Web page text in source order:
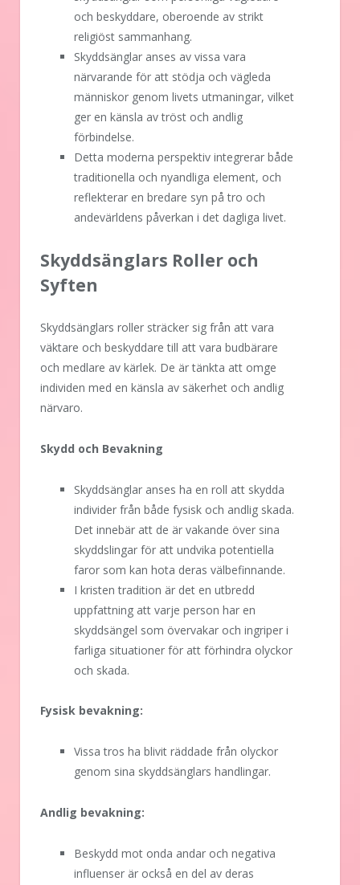
och beskyddare, oberoende av strikt
religiöst sammanhang.
Skyddsänglar anses av vissa vara
närvarande för att stödja och vägleda
människor genom livets utmaningar, vilket
ger en känsla av tröst och andlig
förbindelse.
Detta moderna perspektiv integrerar både
traditionella och nyandliga element, och
reflekterar en bredare syn på tro och
andevärldens påverkan i det dagliga livet.
Skyddsänglars Roller och
Syften
Skyddsänglars roller sträcker sig från att vara
väktare och beskyddare till att vara budbärare
och medlare av kärlek. De är tänkta att omge
individen med en känsla av säkerhet och andlig
närvaro.
Skydd och Bevakning
Skyddsänglar anses ha en roll att skydda
individer från både fysisk och andlig skada.
Det innebär att de är vakande över sina
skyddslingar för att undvika potentiella
faror som kan hota deras välbefinnande.
I kristen tradition är det en utbredd
uppfattning att varje person har en
skyddsängel som övervakar och ingriper i
farliga situationer för att förhindra olyckor
och skada.
Fysisk bevakning:
Vissa tros ha blivit räddade från olyckor
genom sina skyddsänglars handlingar.
Andlig bevakning:
Beskydd mot onda andar och negativa
influenser är också en del av deras